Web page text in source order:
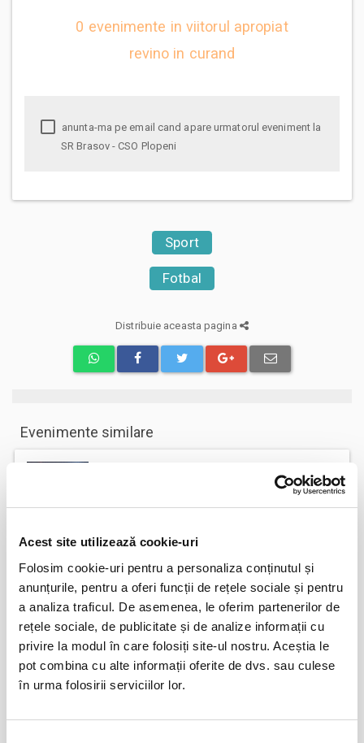
Acest site utilizează cookie-uri
Folosim cookie-uri pentru a personaliza conținutul și
anunțurile, pentru a oferi funcții de rețele sociale și pentru
a analiza traficul. De asemenea, le oferim partenerilor de
rețele sociale, de publicitate și de analize informații cu
privire la modul în care folosiți site-ul nostru. Aceștia le
pot combina cu alte informații oferite de dvs. sau culese
în urma folosirii serviciilor lor.
0 evenimente in viitorul apropiat
revino in curand
SR Brasov - CSO Plopeni
Sport
Fotbal
Distribuie aceasta pagina
Evenimente similare
iun
Abonamente Farul Constanta
Ovidiu
BILETE
05
iun
Abonamente FC Botosani